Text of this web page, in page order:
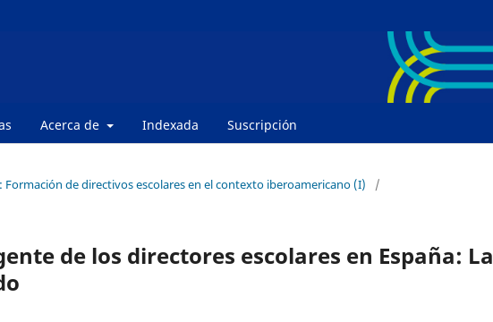
Acerca de Indexada Suscripción
Formación de directivos escolares en el contexto iberoamericano (I)
/
de los directores escolares en España: La